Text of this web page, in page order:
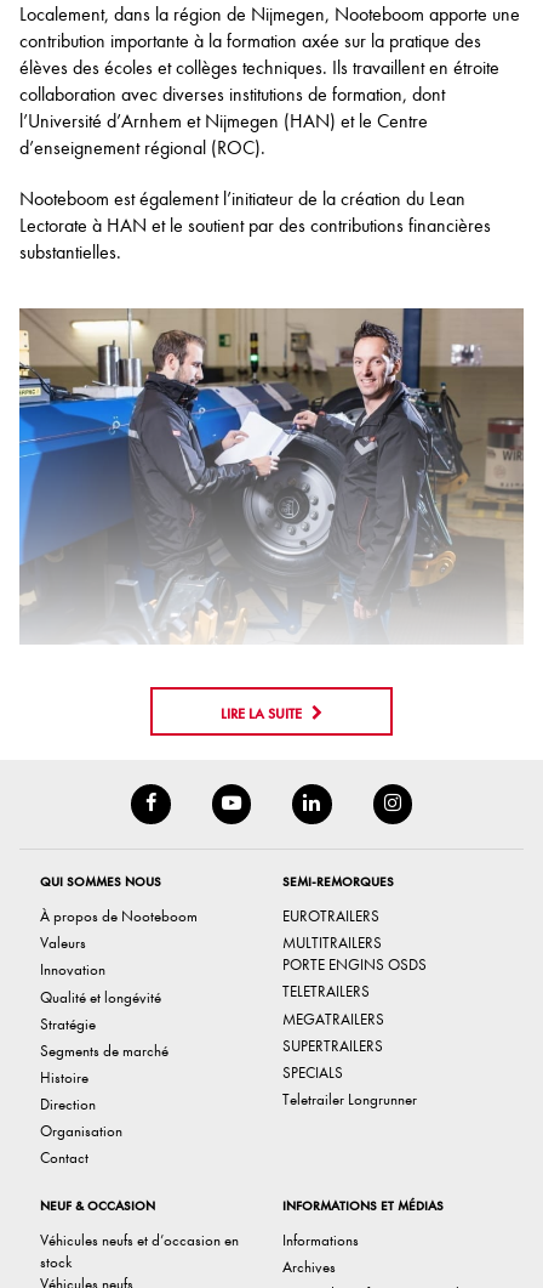
Localement, dans la région de Nijmegen, Nooteboom apporte une
contribution importante à la formation axée sur la pratique des
élèves des écoles et collèges techniques. Ils travaillent en étroite
collaboration avec diverses institutions de formation, dont
l’Université d’Arnhem et Nijmegen (HAN) et le Centre
d’enseignement régional (ROC).
Nooteboom est également l’initiateur de la création du Lean
Lectorate à HAN et le soutient par des contributions financières
substantielles.
LIRE LA SUITE
QUI SOMMES NOUS
À propos de Nooteboom
Valeurs
Innovation
Qualité et longévité
Stratégie
Segments de marché
Histoire
Direction
Organisation
Contact
SEMI-REMORQUES
EUROTRAILERS
MULTITRAILERS
PORTE ENGINS OSDS
TELETRAILERS
MEGATRAILERS
SUPERTRAILERS
SPECIALS
Teletrailer Longrunner
NEUF & OCCASION
Véhicules neufs et d’occasion en
stock
Véhicules neufs
INFORMATIONS ET MÉDIAS
Informations
Archives